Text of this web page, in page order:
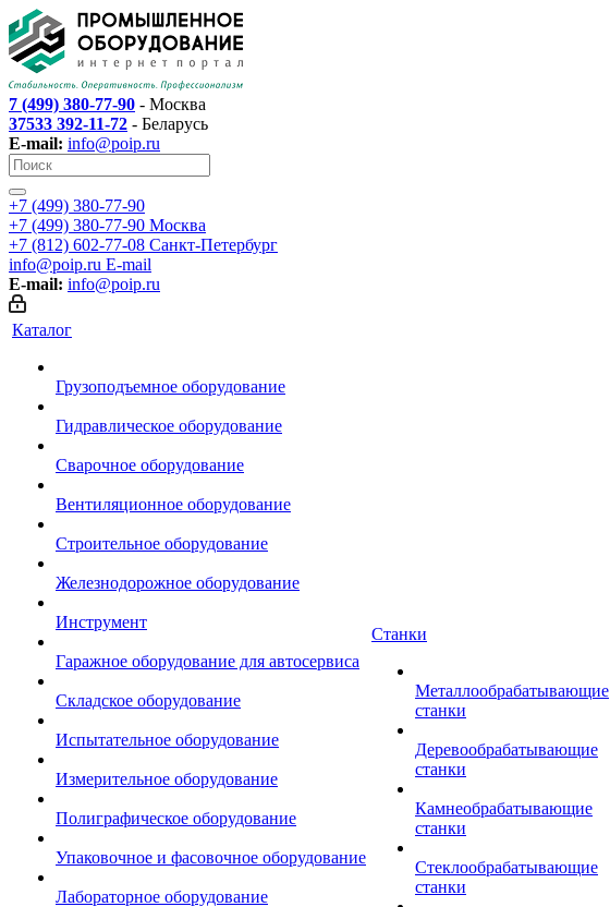
7 (499) 380-77-90 - Москва
37533 392-11-72 - Беларусь
E-mail: info@poip.ru
+7 (499) 380-77-90
+7 (499) 380-77-90 Москва
+7 (812) 602-77-08 Санкт-Петербург
info@poip.ru E-mail
E-mail: info@poip.ru
Каталог
Грузоподъемное оборудование
Гидравлическое оборудование
Сварочное оборудование
Вентиляционное оборудование
Строительное оборудование
Железнодорожное оборудование
Инструмент
Гаражное оборудование для автосервиса
Складское оборудование
Испытательное оборудование
Измерительное оборудование
Полиграфическое оборудование
Упаковочное и фасовочное оборудование
Лабораторное оборудование
Станки
Металлообрабатывающие
станки
Деревообрабатывающие
станки
Камнеобрабатывающие
станки
Стеклообрабатывающие
станки